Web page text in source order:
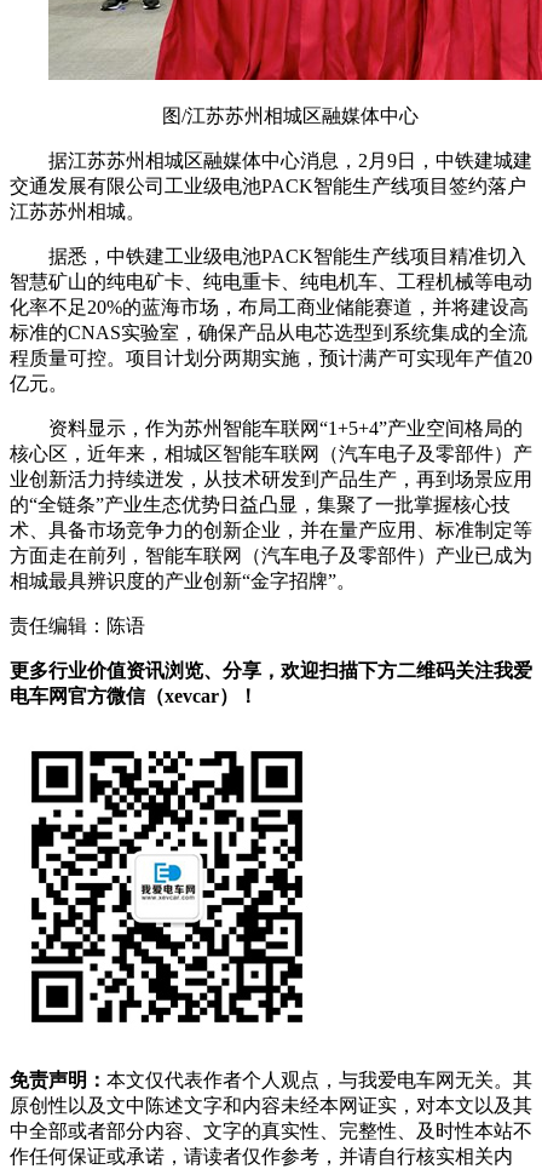
图/江苏苏州相城区融媒体中心
据江苏苏州相城区融媒体中心消息，2月9日，中铁建城建
交通发展有限公司工业级电池PACK智能生产线项目签约落户
江苏苏州相城。
据悉，中铁建工业级电池PACK智能生产线项目精准切入
智慧矿山的纯电矿卡、纯电重卡、纯电机车、工程机械等电动
化率不足20%的蓝海市场，布局工商业储能赛道，并将建设高
标准的CNAS实验室，确保产品从电芯选型到系统集成的全流
程质量可控。项目计划分两期实施，预计满产可实现年产值20
亿元。
资料显示，作为苏州智能车联网“1+5+4”产业空间格局的
核心区，近年来，相城区智能车联网（汽车电子及零部件）产
业创新活力持续迸发，从技术研发到产品生产，再到场景应用
的“全链条”产业生态优势日益凸显，集聚了一批掌握核心技
术、具备市场竞争力的创新企业，并在量产应用、标准制定等
方面走在前列，智能车联网（汽车电子及零部件）产业已成为
相城最具辨识度的产业创新“金字招牌”。
责任编辑：陈语
更多行业价值资讯浏览、分享，欢迎扫描下方二维码关注我爱
电车网官方微信（xevcar）！
免责声明： 本文仅代表作者个人观点，与我爱电车网无关。其
原创性以及文中陈述文字和内容未经本网证实，对本文以及其
中全部或者部分内容、文字的真实性、完整性、及时性本站不
作任何保证或承诺，请读者仅作参考，并请自行核实相关内